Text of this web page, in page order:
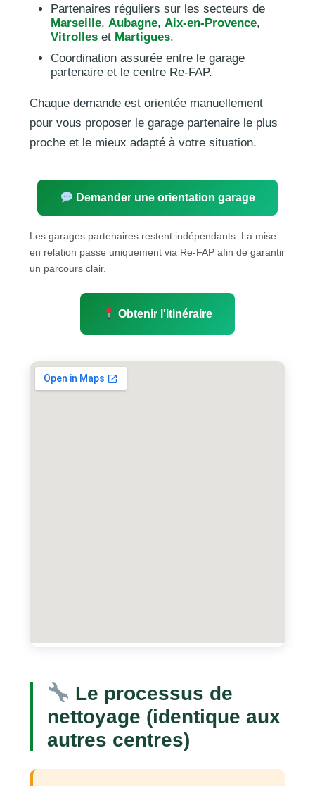
Partenaires réguliers sur les secteurs de
Marseille,Aubagne,Aix-en-Provence,
Vitrolles et Martigues.
Coordination assurée entre le garage
partenaire et le centre Re-FAP.
Chaque demande est orientée manuellement
pour vous proposer le garage partenaire le plus
proche et le mieux adapté à votre situation.
Demander une orientation garage
Les garages partenaires restent indépendants. La mise
en relation passe uniquement via Re-FAP afin de garantir
un parcours clair.
Obtenir l'itinéraire
Le processus de
nettoyage (identique aux
autres centres)